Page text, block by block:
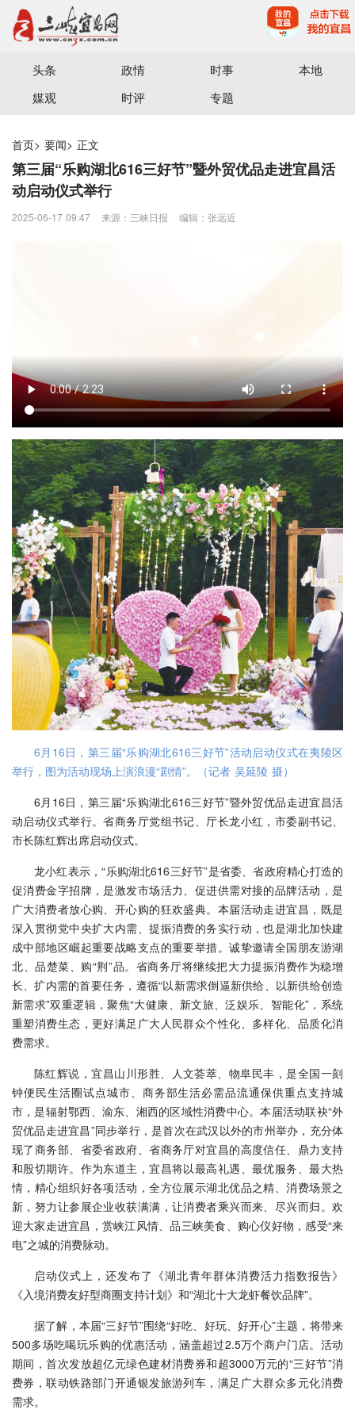
宜昌三峡融媒体中心主办
头条 政情 时事
本地
媒观
时评 专题
首页> 要闻> 正文
第三届“乐购湖北616三好节”暨外贸优品走进宜昌活
动启动仪式举行
2025-06-17 09:47 来源：三峡日报 编辑：张远近
6月16日，第三届“乐购湖北616三好节”活动启动仪式在夷陵区
举行，图为活动现场上演浪漫“剧情”。（记者 吴延陵 摄）
6月16日，第三届“乐购湖北616三好节”暨外贸优品走进宜昌活
动启动仪式举行。省商务厅党组书记、厅长龙小红，市委副书记、
市长陈红辉出席启动仪式。
龙小红表示，“乐购湖北616三好节”是省委、省政府精心打造的
促消费金字招牌，是激发市场活力、促进供需对接的品牌活动，是
广大消费者放心购、开心购的狂欢盛典。本届活动走进宜昌，既是
深入贯彻党中央扩大内需、提振消费的务实行动，也是湖北加快建
成中部地区崛起重要战略支点的重要举措。诚挚邀请全国朋友游湖
北、品楚菜、购“荆”品。省商务厅将继续把大力提振消费作为稳增
长、扩内需的首要任务，遵循“以新需求倒逼新供给、以新供给创造
新需求”双重逻辑，聚焦“大健康、新文旅、泛娱乐、智能化”，系统
重塑消费生态，更好满足广大人民群众个性化、多样化、品质化消
费需求。
陈红辉说，宜昌山川形胜、人文荟萃、物阜民丰，是全国一刻
钟便民生活圈试点城市、商务部生活必需品流通保供重点支持城
市，是辐射鄂西、渝东、湘西的区域性消费中心。本届活动联袂“外
贸优品走进宜昌”同步举行，是首次在武汉以外的市州举办，充分体
现了商务部、省委省政府、省商务厅对宜昌的高度信任、鼎力支持
和殷切期许。作为东道主，宜昌将以最高礼遇、最优服务、最大热
情，精心组织好各项活动，全方位展示湖北优品之精、消费场景之
新，努力让参展企业收获满满，让消费者乘兴而来、尽兴而归。欢
迎大家走进宜昌，赏峡江风情、品三峡美食、购心仪好物，感受“来
电”之城的消费脉动。
启动仪式上，还发布了《湖北青年群体消费活力指数报告》
《入境消费友好型商圈支持计划》和“湖北十大龙虾餐饮品牌”。
据了解，本届“三好节”围绕“好吃、好玩、好开心”主题，将带来
500多场吃喝玩乐购的优惠活动，涵盖超过2.5万个商户门店。活动
期间，首次发放超亿元绿色建材消费券和超3000万元的“三好节”消
费券，联动铁路部门开通银发旅游列车，满足广大群众多元化消费
需求。